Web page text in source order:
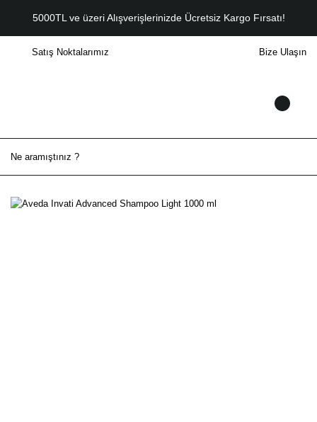
5000TL ve üzeri Alışverişlerinizde Ücretsiz Kargo Fırsatı!
Satış Noktalarımız Bize Ulaşın